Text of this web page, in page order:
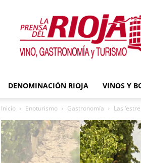
La
Prensa
del
Rioja
DENOMINACIÓN RIOJA VINOS Y
Inicio Enoturismo Gastronomía Las